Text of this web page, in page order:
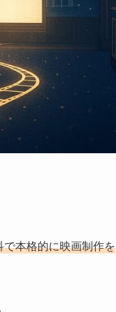
本格的に映画制作を